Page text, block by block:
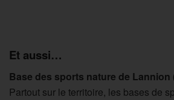
Et aussi…
Base des sports nature de Lannion
Partout sur le territoire, les bases de